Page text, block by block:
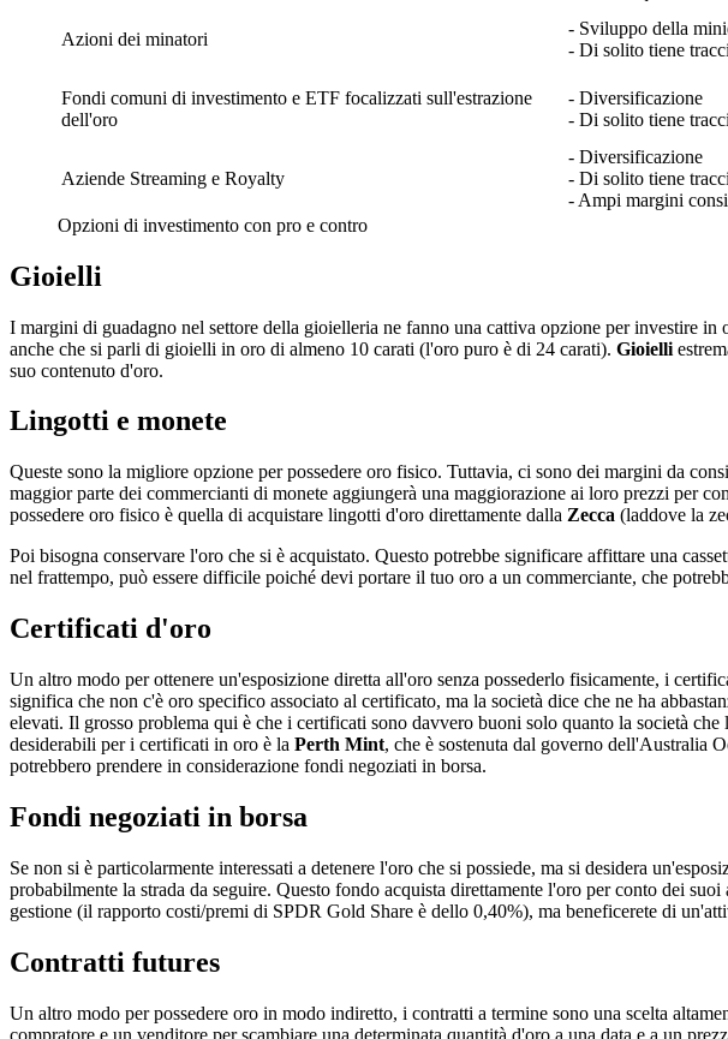
Azioni dei minatori
- Sviluppo della
- Di solito tiene
Fondi comuni di investimento e ETF focalizzati sull'estrazione
dell'oro
- Diversificazione
- Di solito tiene
Aziende Streaming e Royalty
- Diversificazione
- Di solito tiene
- Ampi margini
Opzioni di investimento con pro e contro
Gioielli
I margini di guadagno nel settore della gioielleria ne fanno una cattiva opzione per investire
anche che si parli di gioielli in oro di almeno 10 carati (l'oro puro è di 24 carati). Gioielli
suo contenuto d'oro.
Lingotti e monete
Queste sono la migliore opzione per possedere oro fisico. Tuttavia, ci sono dei margini da
maggior parte dei commercianti di monete aggiungerà una maggiorazione ai loro prezzi per
possedere oro fisico è quella di acquistare lingotti d'oro direttamente dalla Zecca (laddove la
Poi bisogna conservare l'oro che si è acquistato. Questo potrebbe significare affittare una
nel frattempo, può essere difficile poiché devi portare il tuo oro a un commerciante, che
Certificati d'oro
Un altro modo per ottenere un'esposizione diretta all'oro senza possederlo fisicamente, i
significa che non c'è oro specifico associato al certificato, ma la società dice che ne ha
elevati. Il grosso problema qui è che i certificati sono davvero buoni solo quanto la società
desiderabili per i certificati in oro è la Perth Mint, che è sostenuta dal governo dell'Australia
potrebbero prendere in considerazione fondi negoziati in borsa.
Fondi negoziati in borsa
Se non si è particolarmente interessati a detenere l'oro che si possiede, ma si desidera
probabilmente la strada da seguire. Questo fondo acquista direttamente l'oro per conto dei
gestione (il rapporto costi/premi di SPDR Gold Share è dello 0,40%), ma beneficerete di
Contratti futures
Un altro modo per possedere oro in modo indiretto, i contratti a termine sono una scelta
compratore e un venditore per scambiare una determinata quantità d'oro a una data e a un